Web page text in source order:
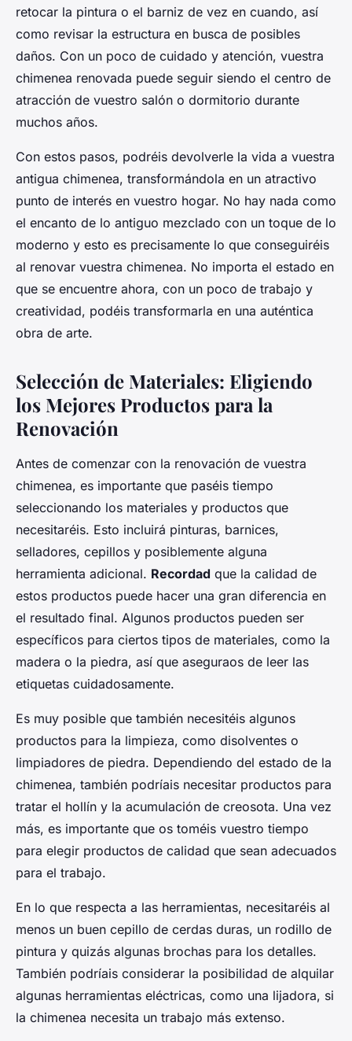
retocar la pintura o el barniz de vez en cuando, así
como revisar la estructura en busca de posibles
daños. Con un poco de cuidado y atención, vuestra
chimenea renovada puede seguir siendo el centro de
atracción de vuestro salón o dormitorio durante
muchos años.
Con estos pasos, podréis devolverle la vida a vuestra
antigua chimenea, transformándola en un atractivo
punto de interés en vuestro hogar. No hay nada como
el encanto de lo antiguo mezclado con un toque de lo
moderno y esto es precisamente lo que conseguiréis
al renovar vuestra chimenea. No importa el estado en
que se encuentre ahora, con un poco de trabajo y
creatividad, podéis transformarla en una auténtica
obra de arte.
Selección de Materiales: Eligiendo
los Mejores Productos para la
Renovación
Antes de comenzar con la renovación de vuestra
chimenea, es importante que paséis tiempo
seleccionando los materiales y productos que
necesitaréis. Esto incluirá pinturas, barnices,
selladores, cepillos y posiblemente alguna
herramienta adicional. Recordad que la calidad de
estos productos puede hacer una gran diferencia en
el resultado final. Algunos productos pueden ser
específicos para ciertos tipos de materiales, como la
madera o la piedra, así que aseguraos de leer las
etiquetas cuidadosamente.
Es muy posible que también necesitéis algunos
productos para la limpieza, como disolventes o
limpiadores de piedra. Dependiendo del estado de la
chimenea, también podríais necesitar productos para
tratar el hollín y la acumulación de creosota. Una vez
más, es importante que os toméis vuestro tiempo
para elegir productos de calidad que sean adecuados
para el trabajo.
En lo que respecta a las herramientas, necesitaréis al
menos un buen cepillo de cerdas duras, un rodillo de
pintura y quizás algunas brochas para los detalles.
También podríais considerar la posibilidad de alquilar
algunas herramientas eléctricas, como una lijadora, si
la chimenea necesita un trabajo más extenso.